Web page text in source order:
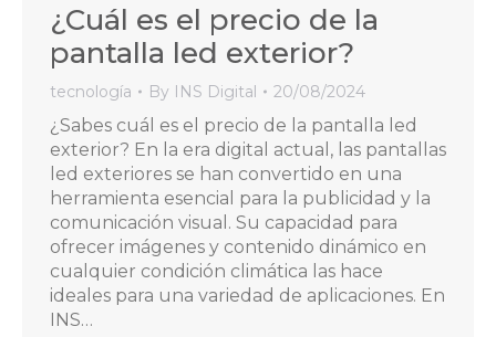
¿Cuál es el precio de la
pantalla led exterior?
tecnología By INS Digital 20/08/2024
¿Sabes cuál es el precio de la pantalla led
exterior? En la era digital actual, las pantallas
led exteriores se han convertido en una
herramienta esencial para la publicidad y la
comunicación visual. Su capacidad para
ofrecer imágenes y contenido dinámico en
cualquier condición climática las hace
ideales para una variedad de aplicaciones. En
INS…